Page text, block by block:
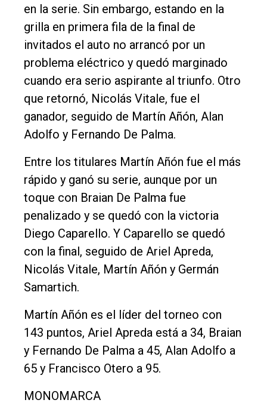
en la serie. Sin embargo, estando en la
grilla en primera fila de la final de
invitados el auto no arrancó por un
problema eléctrico y quedó marginado
cuando era serio aspirante al triunfo. Otro
que retornó, Nicolás Vitale, fue el
ganador, seguido de Martín Añón, Alan
Adolfo y Fernando De Palma.
Entre los titulares Martín Añón fue el más
rápido y ganó su serie, aunque por un
toque con Braian De Palma fue
penalizado y se quedó con la victoria
Diego Caparello. Y Caparello se quedó
con la final, seguido de Ariel Apreda,
Nicolás Vitale, Martín Añón y Germán
Samartich.
Martín Añón es el líder del torneo con
143 puntos, Ariel Apreda está a 34, Braian
y Fernando De Palma a 45, Alan Adolfo a
65 y Francisco Otero a 95.
MONOMARCA